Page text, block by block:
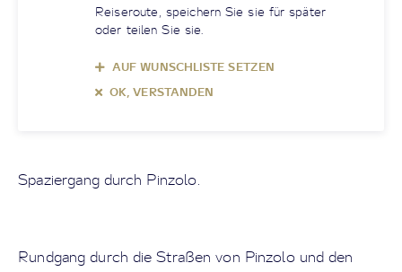
Reiseroute, speichern Sie sie für später
oder teilen Sie sie.
AUF WUNSCHLISTE SETZEN
OK, VERSTANDEN
Spaziergang durch Pinzolo.
Rundgang durch die Straßen von Pinzolo und den